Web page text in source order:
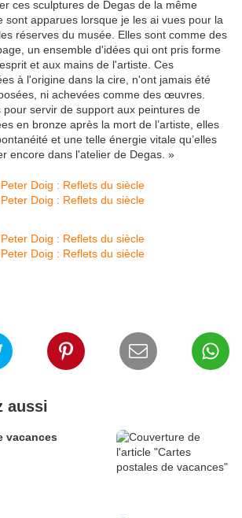
ces sculptures de Degas de la même
sont apparues lorsque je les ai vues pour la
réserves du musée. Elles sont comme des
un ensemble d'idées qui ont pris forme
et aux mains de l'artiste. Ces
à l'origine dans la cire, n'ont jamais été
ni achevées comme des œuvres.
pour servir de support aux peintures de
en bronze après la mort de l’artiste, elles
et une telle énergie vitale qu’elles
encore dans l'atelier de Degas. »
aussi
vacances